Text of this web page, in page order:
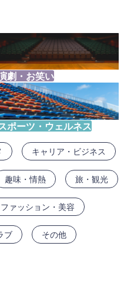
劇・お笑い
ポーツ・ウェルネス
キャリア・ビジネス
趣味・情熱 旅・観光
ファッション・美容
ブ その他